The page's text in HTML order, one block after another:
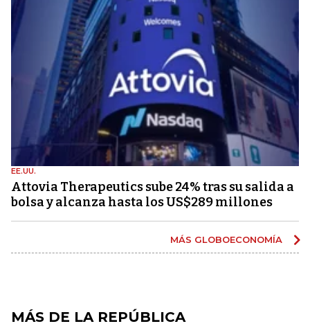
EE.UU.
Attovia Therapeutics sube 24% tras su salida a
bolsa y alcanza hasta los US$289 millones
MÁS GLOBOECONOMÍA
MÁS DE LA REPÚBLICA